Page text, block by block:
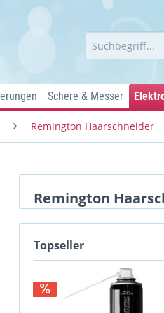
Schere & Messer
Remington Haarschneider
Remington
Topseller